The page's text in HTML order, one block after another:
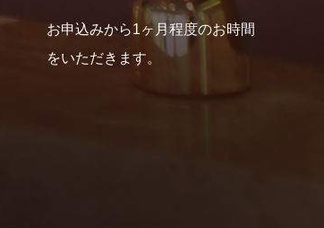
お申込みから1ヶ月程度のお時間
をいただきます。